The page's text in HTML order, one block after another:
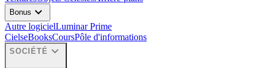
Bonus expand_more
Autre logicielLuminar Prime
CielseBooksCoursPôle d'informations
SOCIÉTÉ expand_more